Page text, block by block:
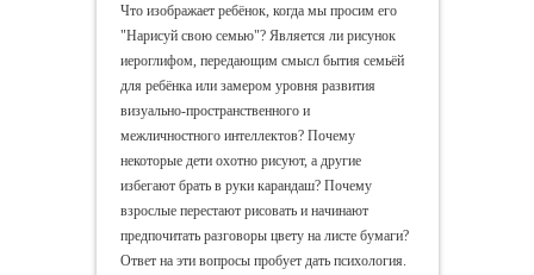
Что изображает ребёнок, когда мы просим его
"Нарисуй свою семью"? Является ли рисунок
иероглифом, передающим смысл бытия семьёй
для ребёнка или замером уровня развития
визуально-пространственного и
межличностного интеллектов? Почему
некоторые дети охотно рисуют, а другие
избегают брать в руки карандаш? Почему
взрослые перестают рисовать и начинают
предпочитать разговоры цвету на листе бумаги?
Ответ на эти вопросы пробует дать психология.